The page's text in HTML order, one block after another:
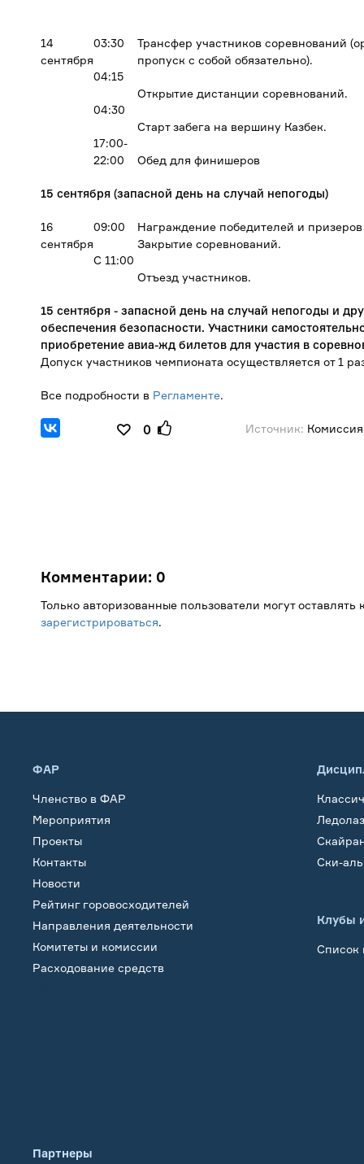
14
сентября
03:30
04:15
04:30
17:00-
22:00
Трансфер участников соревнований
пропуск с собой обязательно).
Открытие дистанции соревнований.
Старт забега на вершину Казбек.
Обед для финишеров
15 сентября (запасной день на случай непогоды)
16
сентября
09:00
С 11:00
Награждение победителей и
Закрытие соревнований.
Отъезд участников.
15 сентября - запасной день на случай непогоды и
обеспечения безопасности. Участники
приобретение авиа-жд билетов для участия в
Допуск участников чемпионата осуществляется от 1
Все подробности в Регламенте.
0 Источник:
Комментарии: 0
Только авторизованные пользователи могут
зарегистрироваться.
ФАР
Членство в ФАР
Мероприятия
Проекты
Контакты
Новости
Рейтинг горовосходителей
Направления деятельности
Комитеты и комиссии
Расходование средств
Ски-
Клубы
Список
Партнеры